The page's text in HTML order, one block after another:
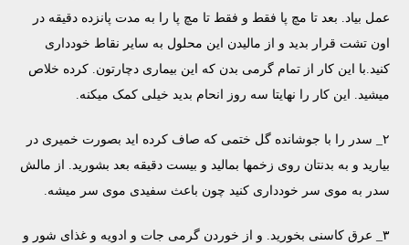
عمل بیاد. بعد تا مچ پا فقط و فقط تا مچ پا را به مدت پانزده دقیقه در
اون تشت قرار بدید و از مالیدن این محلول به سایر نقاط خودداری
کنید.با این کار از تمام گرمی بدن که این بیماری دچارتون. کرده خلاص
میشید. این کار را نهایتا سه روز انحام بدید خیلی کمک میکنه.
۲_ سدر را با جوشانده گل ختمی که صاف کرده اید بصورت خمیری در
بیارید و به بدنتان روی زخمها بمالید و بیست دقیقه بعد بشورید. از مالش
سدر به موی سر خودداری کنید چون باعث سفیدی موی سر میشه.
۳_ عرق کاسنی بخورید. و از خوردن گرمی جات و ادویه و غذای شور و